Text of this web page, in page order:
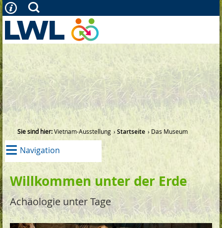
Sie sind hier:Vietnam-Ausstellung Startseite Das Museum
≡ Navigation
Willkommen unter der Erde
Achäologie unter Tage